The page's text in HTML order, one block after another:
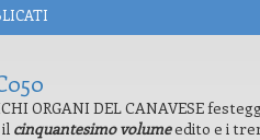
ORGANI DEL CANAVESE
cinquantesimo volumeedito e i
presentazione
50
del